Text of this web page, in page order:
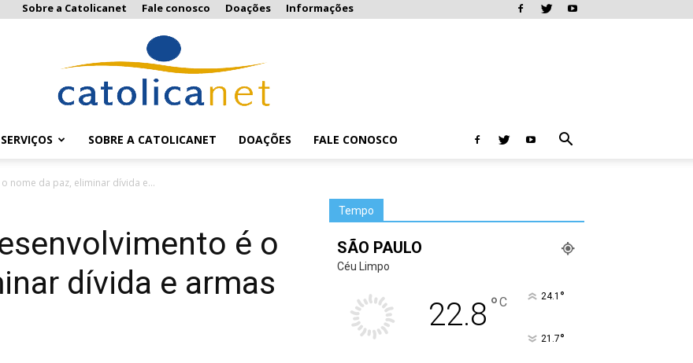
Sobre a Catolicanet Fale conosco Doações Informações
SERVIÇOS SOBRE A CATOLICANET DOAÇÕES FALE CONOSCO
nome da paz, eliminar dívida e...
é o
dívida e armas
Tempo
SÃO PAULO
Céu Limpo
22.8 °C 24.1 °
21.7°